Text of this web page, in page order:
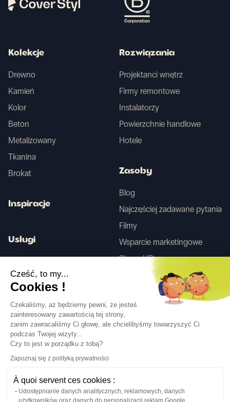
Obserwuj nas
Kolekcje
Drewno
Kamień
Kolor
Beton
Metalizowany
Tkanina
Brokat
Inspiracje
Usługi
Rozwiązania
Projektanci wnętrz
Firmy remontowe
Instalatorzy
Powierzchnie handlowe
Hotele
Zasoby
Blog
Najczęściej zadawane pytania
Filmy
Wsparcie marketingowe
Skany HD
Język PL ↓
Cześć, to my...
Cookies !
Czekaliśmy, aż będziemy pewni, że jesteś
zainteresowany zawartością tej strony,
zanim zawracaliśmy Ci głowę, ale chcielibyśmy towarzyszyć Ci
podczas Twojej wizyty...
Czy to jest w porządku z tobą?
Zapoznaj się z polityką prywatności
À quoi servent ces cookies :
Udostępnianie danych analitycznych, reklamowych, danych
użytkowników oraz danych do personalizacji reklam Google.